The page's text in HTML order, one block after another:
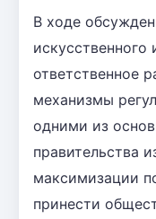
В ходе
искусственного
ответственное
механизмы
одними из
правительства
максимизации
принести